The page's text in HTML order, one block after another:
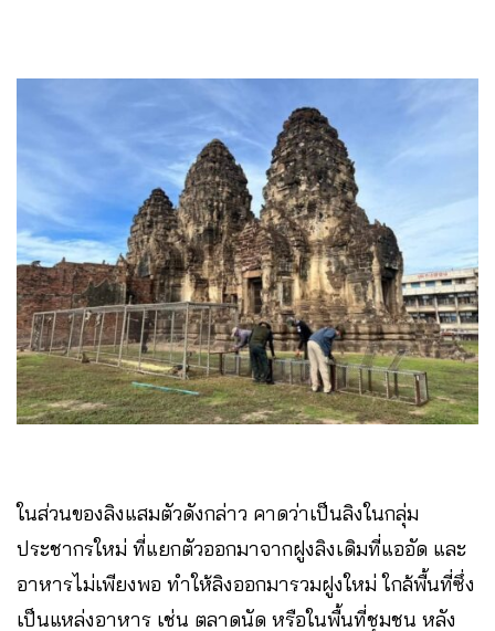
ในส่วนของลิงแสมตัวดังกล่าว คาดว่าเป็นลิงในกลุ่ม
ประชากรใหม่ ที่แยกตัวออกมาจากฝูงลิงเดิมที่แออัด และ
อาหารไม่เพียงพอ ทำให้ลิงออกมารวมฝูงใหม่ ใกล้พื้นที่ซึ่ง
เป็นแหล่งอาหาร เช่น ตลาดนัด หรือในพื้นที่ชุมชน หลัง